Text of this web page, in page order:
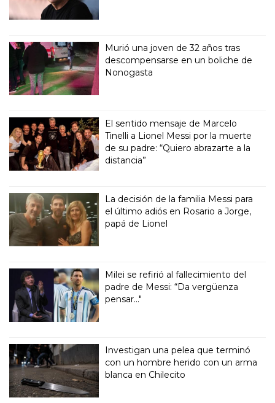
Murió una joven de 32 años tras
descompensarse en un boliche de
Nonogasta
El sentido mensaje de Marcelo
Tinelli a Lionel Messi por la muerte
de su padre: “Quiero abrazarte a la
distancia”
La decisión de la familia Messi para
el último adiós en Rosario a Jorge,
papá de Lionel
Milei se refirió al fallecimiento del
padre de Messi: “Da vergüenza
pensar..."
Investigan una pelea que terminó
con un hombre herido con un arma
blanca en Chilecito